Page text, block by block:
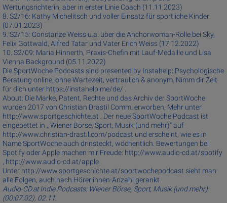
Wertungsrichterin, aber in erster Linie Coach (11.11.2023)
8. S2/16: Kathy Michelitsch und voller Einsatz für sportliche Kinder
(07.01.2023)
9. S2/15: Constanze Weiss u.a. über die Anchorwoman-Rolle bei Sky,
Felix Gottwald, Alfred Tatar und Vater Erich Weiss (17.12.2022)
10. S2/09: Maria Hinnerth, Praxis-Chefin mit Lauf-Medaille und Lisa
Vienna Background (05.11.2022)
Die SportWoche Podcasts sind presented by Instahelp: Psychologische
Beratung online, ohne Wartezeit, vertraulich & anonym. Nimm dir Zeit
für dich unter https://instahelp.me/de/ .
About: Die Marke, Patent, Rechte und das Archiv der SportWoche
wurden 2017 von Christian Drastil Comm. erworben, Mehr unter
http://www.sportgeschichte.at . Der neue SportWoche Podcast ist
eingebettet in „ Wiener Börse, Sport, Musik (und mehr)“ auf
http://www.christian-drastil.com/podcast und erscheint, wie es in
Name SportWoche auch drinsteckt, wöchentlich. Bewertungen bei
Spotify oder Apple machen mir Freude: http://www.audio-cd.at/spotify
, http://www.audio-cd.at/apple .
Unter http://www.sportgeschichte.at/sportwochepodcast sieht man
alle Folgen, auch nach Hörer:innen-Anzahl gerankt.
Audio-CD.at Indie Podcasts: Wiener Börse, Sport, Musik (und mehr)
(00:07:02), 02.11.